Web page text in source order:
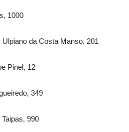
1000
da Costa Manso, 201
Pinel, 12
349
990